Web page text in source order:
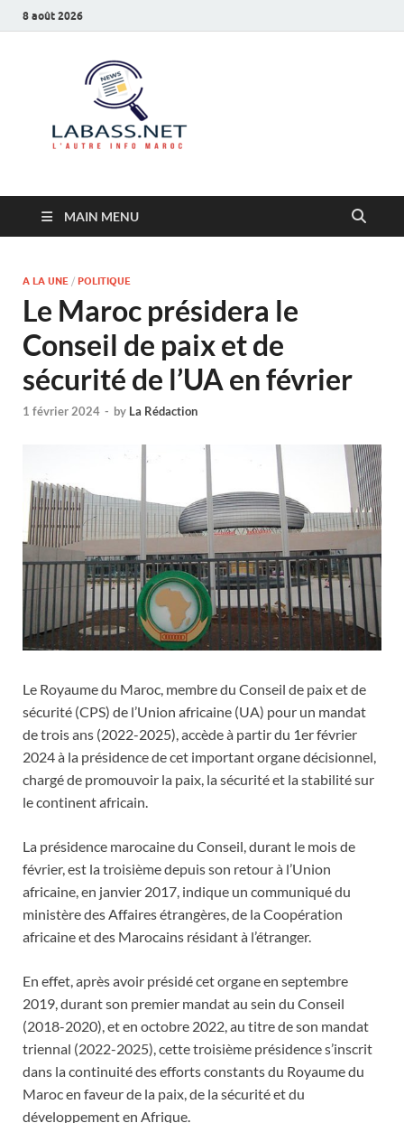
8 août 2026
MAIN MENU
A LA UNE / POLITIQUE
Le Maroc présidera le
Conseil de paix et de
sécurité de l’UA en février
1 février 2024 - by La Rédaction
Le Royaume du Maroc, membre du Conseil de paix et de
sécurité (CPS) de l’Union africaine (UA) pour un mandat
de trois ans (2022-2025), accède à partir du 1er février
2024 à la présidence de cet important organe décisionnel,
chargé de promouvoir la paix, la sécurité et la stabilité sur
le continent africain.
La présidence marocaine du Conseil, durant le mois de
février, est la troisième depuis son retour à l’Union
africaine, en janvier 2017, indique un communiqué du
ministère des Affaires étrangères, de la Coopération
africaine et des Marocains résidant à l’étranger.
En effet, après avoir présidé cet organe en septembre
2019, durant son premier mandat au sein du Conseil
(2018-2020), et en octobre 2022, au titre de son mandat
triennal (2022-2025), cette troisième présidence s’inscrit
dans la continuité des efforts constants du Royaume du
Maroc en faveur de la paix, de la sécurité et du
développement en Afrique.